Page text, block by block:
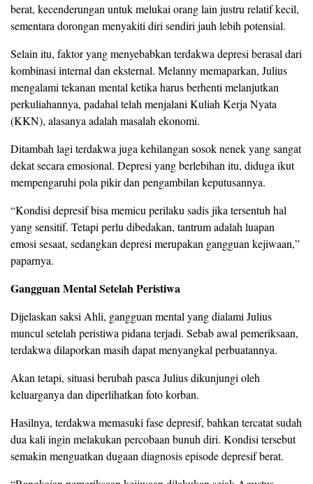
berat, kecenderungan untuk melukai orang lain justru relatif kecil,
sementara dorongan menyakiti diri sendiri jauh lebih potensial.
Selain itu, faktor yang menyebabkan terdakwa depresi berasal dari
kombinasi internal dan eksternal. Melanny memaparkan, Julius
mengalami tekanan mental ketika harus berhenti melanjutkan
perkuliahannya, padahal telah menjalani Kuliah Kerja Nyata
(KKN), alasanya adalah masalah ekonomi.
Ditambah lagi terdakwa juga kehilangan sosok nenek yang sangat
dekat secara emosional. Depresi yang berlebihan itu, diduga ikut
mempengaruhi pola pikir dan pengambilan keputusannya.
“Kondisi depresif bisa memicu perilaku sadis jika tersentuh hal
yang sensitif. Tetapi perlu dibedakan, tantrum adalah luapan
emosi sesaat, sedangkan depresi merupakan gangguan kejiwaan,”
paparnya.
Gangguan Mental Setelah Peristiwa
Dijelaskan saksi Ahli, gangguan mental yang dialami Julius
muncul setelah peristiwa pidana terjadi. Sebab awal pemeriksaan,
terdakwa dilaporkan masih dapat menyangkal perbuatannya.
Akan tetapi, situasi berubah pasca Julius dikunjungi oleh
keluarganya dan diperlihatkan foto korban.
Hasilnya, terdakwa memasuki fase depresif, bahkan tercatat sudah
dua kali ingin melakukan percobaan bunuh diri. Kondisi tersebut
semakin menguatkan dugaan diagnosis episode depresif berat.